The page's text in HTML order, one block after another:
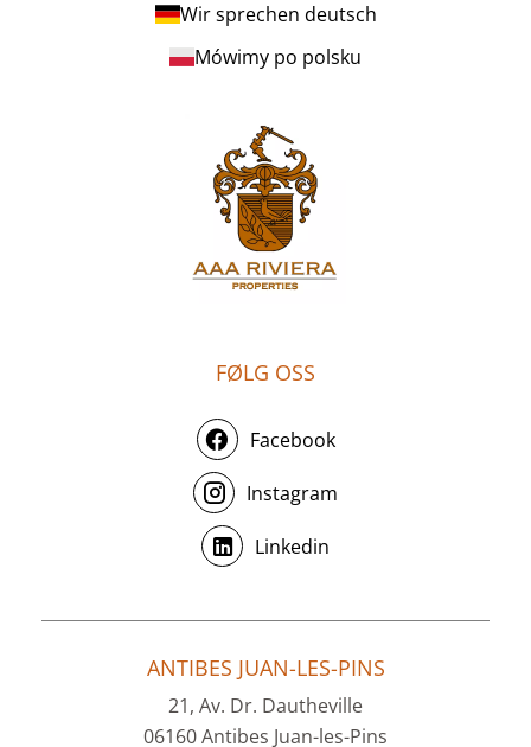
Wir sprechen deutsch
Mówimy po polsku
FØLG OSS
Facebook
Instagram
Linkedin
ANTIBES JUAN-LES-PINS
21, Av. Dr. Dautheville
06160 Antibes Juan-les-Pins